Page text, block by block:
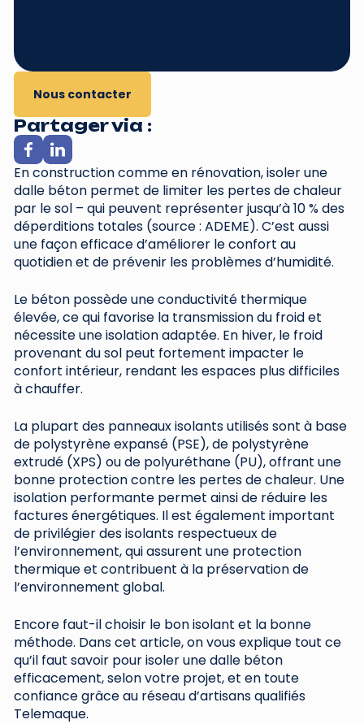
Nous contacter
Partager via :
En construction comme en rénovation, isoler une
dalle béton permet de limiter les pertes de chaleur
par le sol – qui peuvent représenter jusqu’à 10 % des
déperditions totales (source : ADEME). C’est aussi
une façon efficace d’améliorer le confort au
quotidien et de prévenir les problèmes d’humidité.
Le béton possède une conductivité thermique
élevée, ce qui favorise la transmission du froid et
nécessite une isolation adaptée. En hiver, le froid
provenant du sol peut fortement impacter le
confort intérieur, rendant les espaces plus difficiles
à chauffer.
La plupart des panneaux isolants utilisés sont à base
de polystyrène expansé (PSE), de polystyrène
extrudé (XPS) ou de polyuréthane (PU), offrant une
bonne protection contre les pertes de chaleur. Une
isolation performante permet ainsi de réduire les
factures énergétiques. Il est également important
de privilégier des isolants respectueux de
l’environnement, qui assurent une protection
thermique et contribuent à la préservation de
l’environnement global.
Encore faut-il choisir le bon isolant et la bonne
méthode. Dans cet article, on vous explique tout ce
qu’il faut savoir pour isoler une dalle béton
efficacement, selon votre projet, et en toute
confiance grâce au réseau d’artisans qualifiés
Telemaque.